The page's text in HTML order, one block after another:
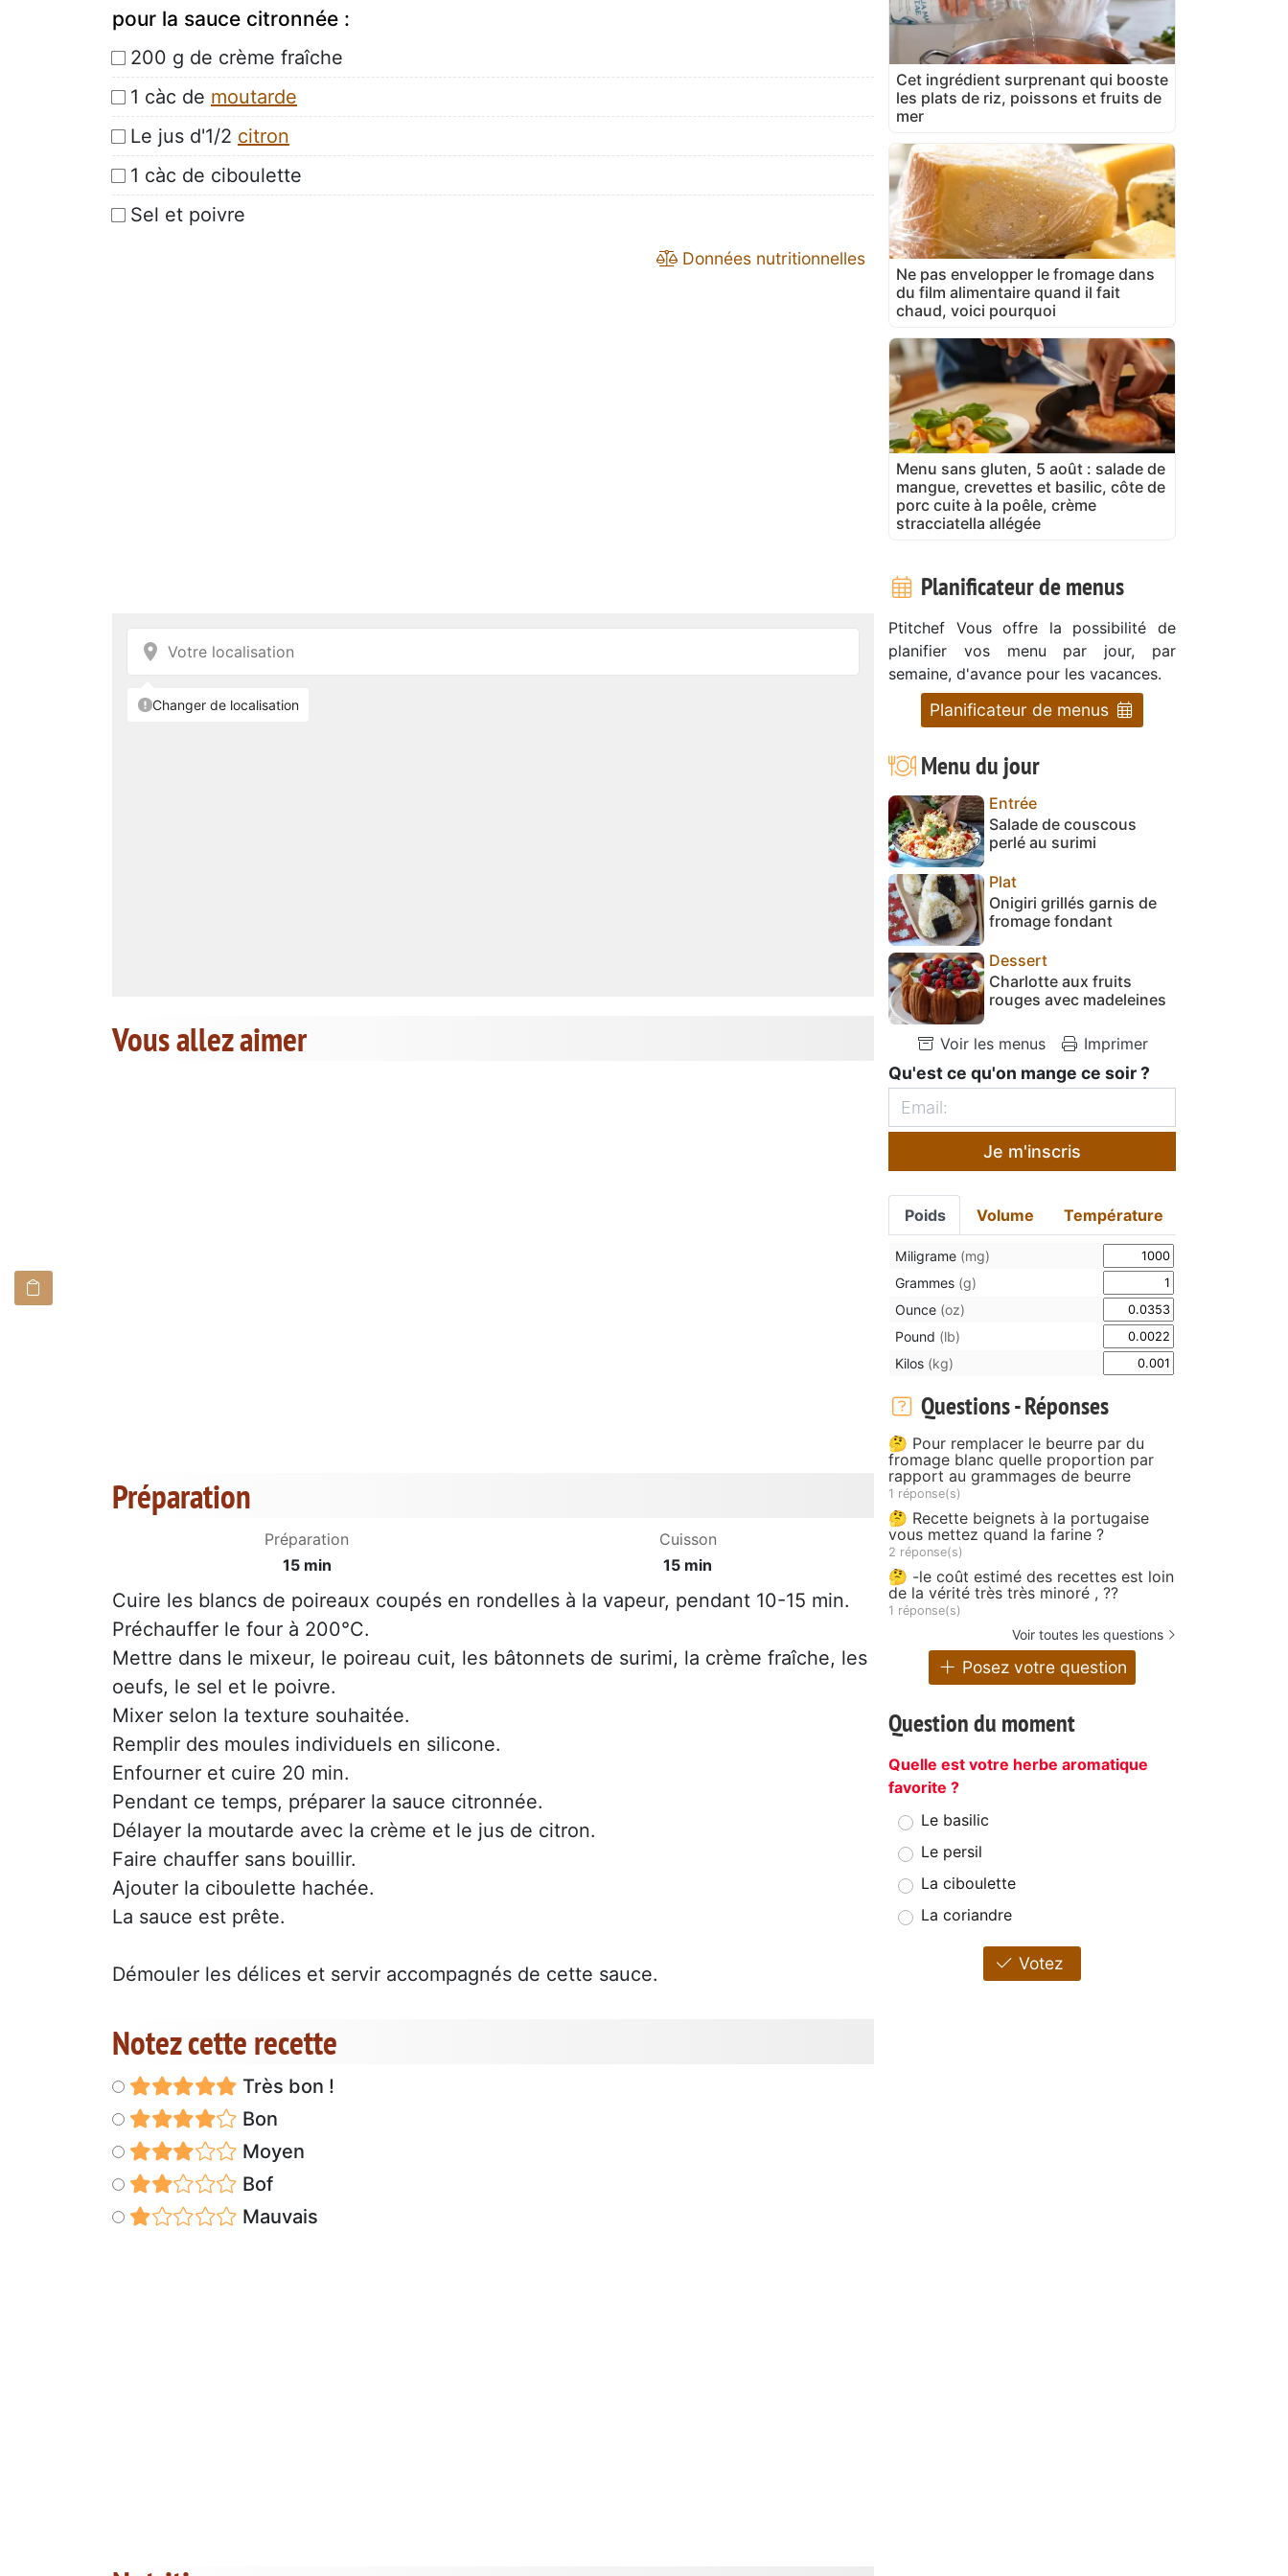
pour la sauce citronnée :
200 g de crème fraîche
1 càc de moutarde
Le jus d'1/2 citron
1 càc de ciboulette
Sel et poivre
Données nutritionnelles
Vous allez aimer
Préparation
Préparation
15 min
Cuisson
15 min
Cuire les blancs de poireaux coupés en rondelles à la vapeur, pendant 10-15 min.
Préchauffer le four à 200°C.
Mettre dans le mixeur, le poireau cuit, les bâtonnets de surimi, la crème fraîche, les
oeufs, le sel et le poivre.
Mixer selon la texture souhaitée.
Remplir des moules individuels en silicone.
Enfourner et cuire 20 min.
Pendant ce temps, préparer la sauce citronnée.
Délayer la moutarde avec la crème et le jus de citron.
Faire chauffer sans bouillir.
Ajouter la ciboulette hachée.
La sauce est prête.
Démouler les délices et servir accompagnés de cette sauce.
Notez cette recette
Très bon !
Bon
Moyen
Bof
Mauvais
Cet ingrédient surprenant qui booste
les plats de riz, poissons et fruits de
mer
Ne pas envelopper le fromage dans
du film alimentaire quand il fait
chaud, voici pourquoi
Menu sans gluten, 5 août : salade de
mangue, crevettes et basilic, côte de
porc cuite à la poêle, crème
stracciatella allégée
Planificateur de menus
Ptitchef Vous offre la possibilité de
planifier vos menu par jour, par
semaine, d'avance pour les vacances.
Planificateur de menus
Menu du jour
Entrée
Salade de couscous
perlé au surimi
Plat
Onigiri grillés garnis de
fromage fondant
Dessert
Charlotte aux fruits
rouges avec madeleines
Voir les menus Imprimer
Qu'est ce qu'on mange ce soir ?
Je m'inscris
Poids Volume Température
Miligrame (mg)
Grammes (g)
Ounce (oz)
Pound (lb)
Kilos (kg)
Questions - Réponses
🤔 Pour remplacer le beurre par du
fromage blanc quelle proportion par
rapport au grammages de beurre
1 réponse(s)
🤔 Recette beignets à la portugaise
vous mettez quand la farine ?
2 réponse(s)
🤔 -le coût estimé des recettes est loin
de la vérité très très minoré , ??
1 réponse(s)
Voir toutes les questions
Posez votre question
Question du moment
Quelle est votre herbe aromatique
favorite ?
Le basilic
Le persil
La ciboulette
La coriandre
Votez